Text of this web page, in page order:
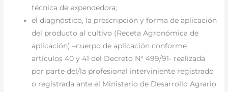
técnica de expendedora;
el diagnóstico, la prescripción y forma de aplicación
del producto al cultivo (Receta Agronómica de
aplicación) –cuerpo de aplicación conforme
artículos 40 y 41 del Decreto N° 499/91- realizada
por parte del/la profesional interviniente registrado
o registrada ante el Ministerio de Desarrollo Agrario